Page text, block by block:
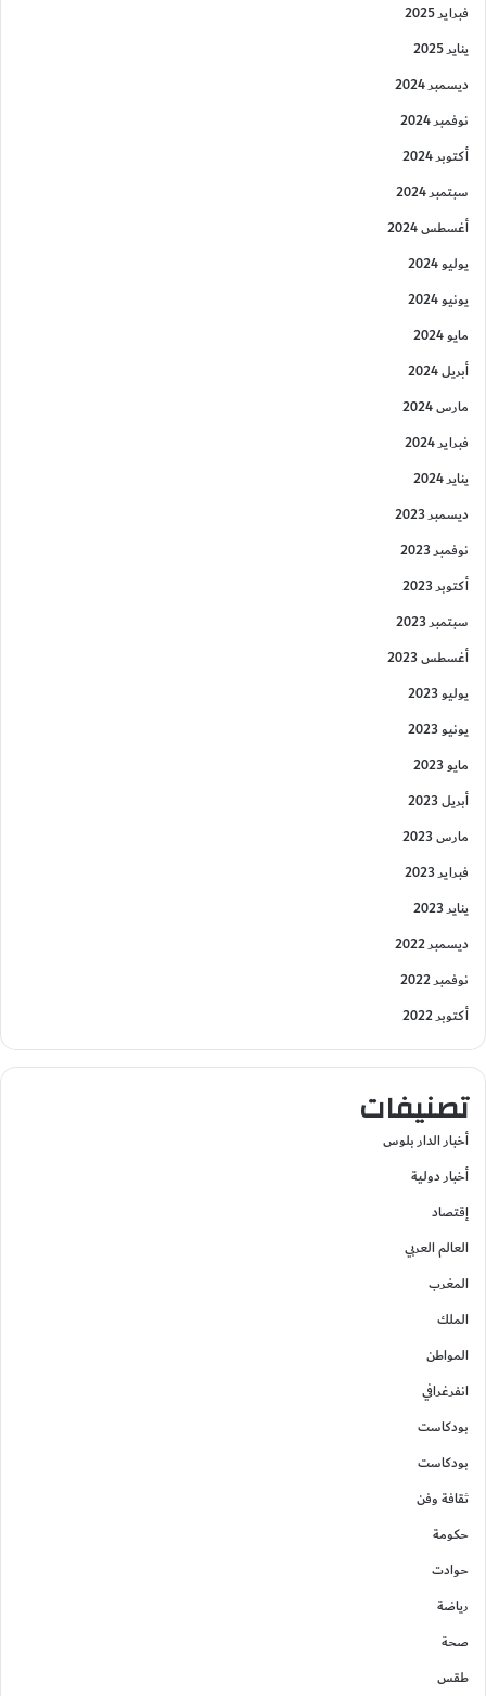
فبراير 2025
يناير 2025
ديسمبر 2024
نوفمبر 2024
أكتوبر 2024
سبتمبر 2024
أغسطس 2024
يوليو 2024
يونيو 2024
مايو 2024
أبريل 2024
مارس 2024
فبراير 2024
يناير 2024
ديسمبر 2023
نوفمبر 2023
أكتوبر 2023
سبتمبر 2023
أغسطس 2023
يوليو 2023
يونيو 2023
مايو 2023
أبريل 2023
مارس 2023
فبراير 2023
يناير 2023
ديسمبر 2022
نوفمبر 2022
أكتوبر 2022
تصنيفات
أخبار الدار بلوس
أخبار دولية
إقتصاد
العالم العربي
المغرب
الملك
المواطن
انفرغرافي
بودكاست
بودكاست
ثقافة وفن
حكومة
حوادت
رياضة
صحة
طقس